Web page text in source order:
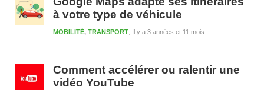
à votre type de véhicule
Il y a 3 années et 11 mois
MOBILITÉ, TRANSPORT
Comment accélérer ou ralentir une
vidéo YouTube